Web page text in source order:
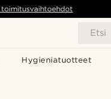
Etsi
Hygieniatuotteet
toimitusvaihtoehdot